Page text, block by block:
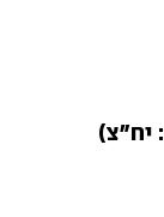
יח"צ)